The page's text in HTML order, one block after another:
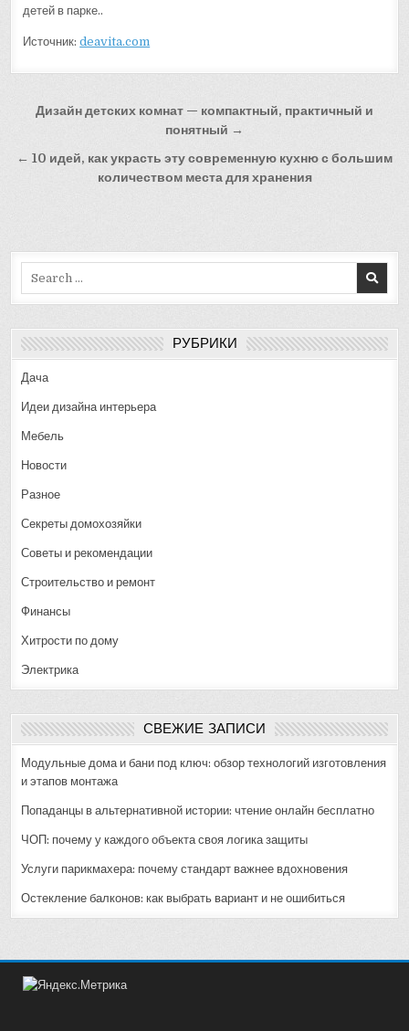
детей в парке..
Источник:deavita.com
Навигация
записям
Дизайн детских комнат — компактный, практичный и
понятный →
← 10 идей, как украсть эту современную кухню с большим
количеством места для хранения
РУБРИКИ
Дача
Идеи дизайна интерьера
Мебель
Новости
Разное
Секреты домохозяйки
Советы и рекомендации
Строительство и ремонт
Финансы
Хитрости по дому
Электрика
СВЕЖИЕ ЗАПИСИ
Модульные дома и бани под ключ: обзор технологий изготовления
и этапов монтажа
Попаданцы в альтернативной истории: чтение онлайн бесплатно
ЧОП: почему у каждого объекта своя логика защиты
Услуги парикмахера: почему стандарт важнее вдохновения
Остекление балконов: как выбрать вариант и не ошибиться